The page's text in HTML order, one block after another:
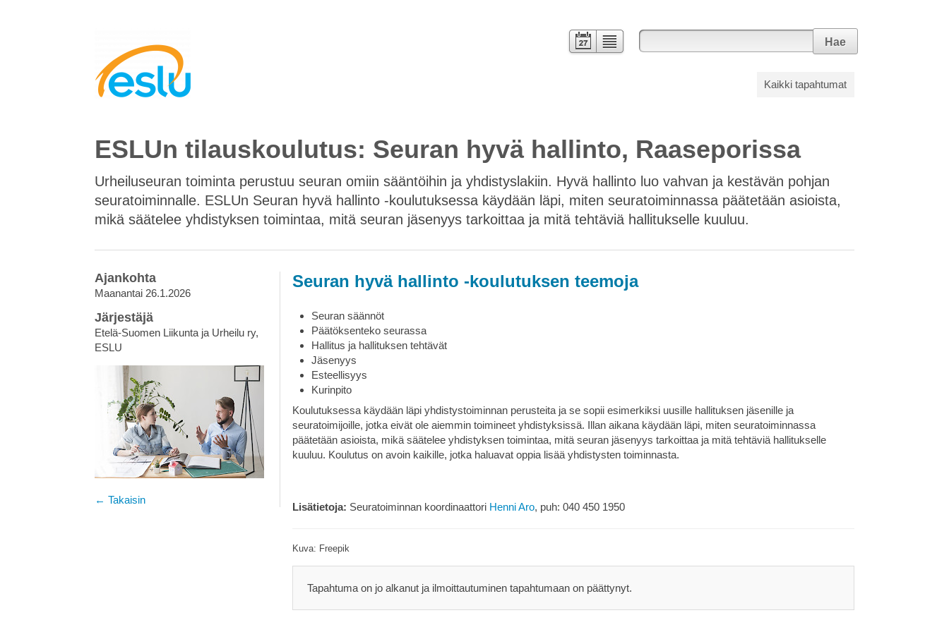
Hae
Kaikki tapahtumat
ESLUn tilauskoulutus: Seuran hyvä hallinto, Raaseporissa
Urheiluseuran toiminta perustuu seuran omiin sääntöihin ja yhdistyslakiin. Hyvä hallinto luo vahvan ja kestävän pohjan
seuratoiminnalle. ESLUn Seuran hyvä hallinto -koulutuksessa käydään läpi, miten seuratoiminnassa päätetään asioista,
mikä säätelee yhdistyksen toimintaa, mitä seuran jäsenyys tarkoittaa ja mitä tehtäviä hallitukselle kuuluu.
Ajankohta
Maanantai 26.1.2026
Järjestäjä
Etelä-Suomen Liikunta ja Urheilu ry,
ESLU
← Takaisin
Seuran hyvä hallinto -koulutuksen teemoja
​Seuran säännöt
Päätöksenteko seurassa
Hallitus ja hallituksen tehtävät
Jäsenyys
Esteellisyys
Kurinpito
Koulutuksessa käydään läpi yhdistystoiminnan perusteita ja se sopii esimerkiksi uusille hallituksen jäsenille ja
seuratoimijoille, jotka eivät ole aiemmin toimineet yhdistyksissä. Illan aikana käydään läpi, miten seuratoiminnassa
päätetään asioista, mikä säätelee yhdistyksen toimintaa, mitä seuran jäsenyys tarkoittaa ja mitä tehtäviä hallitukselle
kuuluu. Koulutus on avoin kaikille, jotka haluavat oppia lisää yhdistysten toiminnasta.
Lisätietoja: Seuratoiminnan koordinaattori Henni Aro, puh: 040 450 1950
Kuva: Freepik
Tapahtuma on jo alkanut ja ilmoittautuminen tapahtumaan on päättynyt.